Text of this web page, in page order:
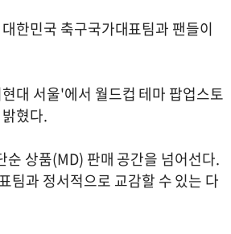
한민국 축구국가대표팀과 팬들이
대 서울'에서 월드컵 테마 팝업스토
혔다.
상품(MD) 판매 공간을 넘어선다.
팀과 정서적으로 교감할 수 있는 다